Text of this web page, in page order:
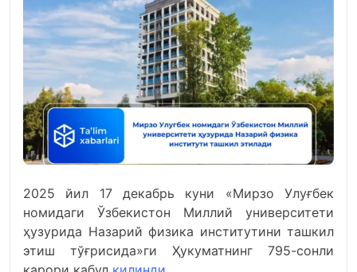
2025 йил 17 декабрь куни «Мирзо Улуғбек
номидаги Ўзбекистон Миллий университети
ҳузурида Назарий физика институтини ташкил
этиш тўғрисида»ги Ҳукуматнинг 795-сонли